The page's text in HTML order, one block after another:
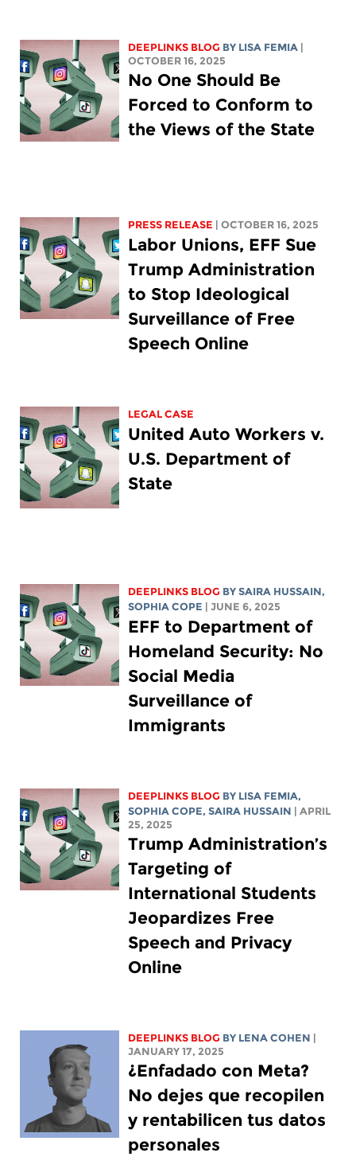
DEEPLINKS BLOG BY LISA FEMIA |
OCTOBER 16, 2025
No One Should Be
Forced to Conform to
the Views of the State
PRESS RELEASE | OCTOBER 16, 2025
Labor Unions, EFF Sue
Trump Administration
to Stop Ideological
Surveillance of Free
Speech Online
LEGAL CASE
United Auto Workers v.
U.S. Department of
State
DEEPLINKS BLOG BYSAIRA HUSSAIN,
SOPHIA COPE | JUNE 6, 2025
EFF to Department of
Homeland Security: No
Social Media
Surveillance of
Immigrants
DEEPLINKS BLOG BY LISA FEMIA,
SOPHIA COPE,SAIRA HUSSAIN | APRIL
25, 2025
Trump Administration’s
Targeting of
International Students
Jeopardizes Free
Speech and Privacy
Online
DEEPLINKS BLOG BY LENA COHEN |
JANUARY 17, 2025
¿Enfadado con Meta?
No dejes que recopilen
y rentabilicen tus datos
personales